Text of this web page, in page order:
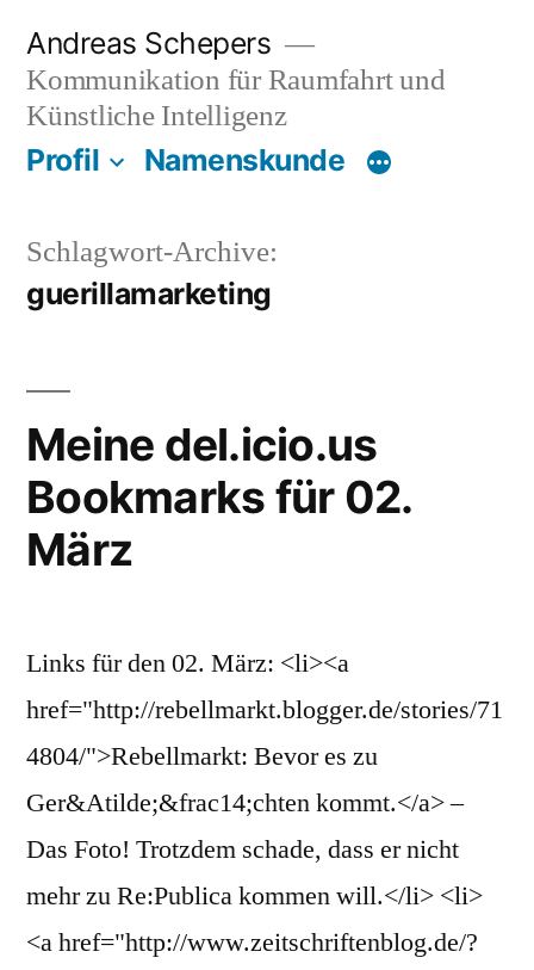
Inhalt
springen
Andreas Schepers
Kommunikation für Raumfahrt und
Künstliche Intelligenz
Profil Namenskunde
Schlagwort-Archive:
guerillamarketing
Meine del.icio.us
Bookmarks für 02.
März
Links für den 02. März: <li><a
href="http://rebellmarkt.blogger.de/stories/71
4804/">Rebellmarkt: Bevor es zu
Ger&Atilde;&frac14;chten kommt.</a> –
Das Foto! Trotzdem schade, dass er nicht
mehr zu Re:Publica kommen will.</li> <li>
<a href="http://www.zeitschriftenblog.de/?